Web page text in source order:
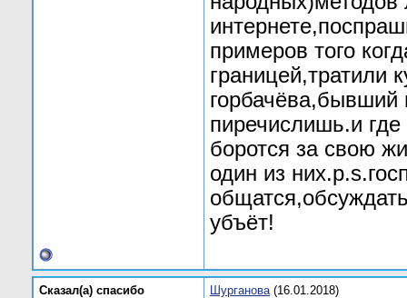
примеров того
границей,тратили
горбачёва,бывший
пиречислишь.и
боротся за свою
один из
убъёт!
Сказал(а) cпасибо Шурганова(16.01.2018)